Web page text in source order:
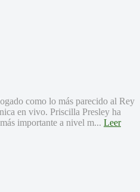
como lo más parecido al Rey
en vivo. Priscilla Presley ha
importante a nivel m... Leer